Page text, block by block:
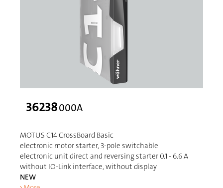
36238000A
MOTUS C14 CrossBoard Basic
electronic motor starter, 3-pole switchable
electronic unit direct and reversing starter 0.1 - 6.6 A
without IO-Link interface, without display
NEW